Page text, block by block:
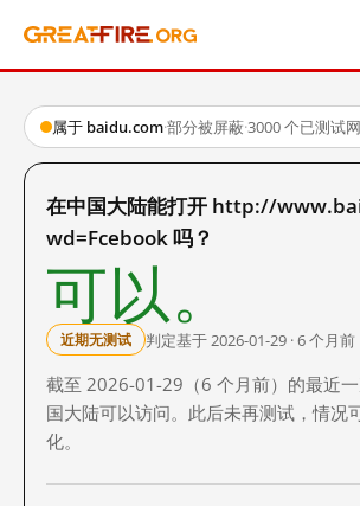
属于 baidu.com·部分被屏蔽·3000 个已测试
在中国大陆能打开 http://
wd=Fcebook 吗？
可以。
近期无测试 判定基于 2026-01-29 · 6 个月前
截至 2026-01-29（6 个月前）的最近
国大陆可以访问。此后未再测试，情况
化。